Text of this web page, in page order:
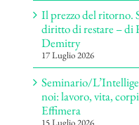
Il prezzo del ritorno.
diritto di restare – di
Demitry
17 Luglio 2026
Seminario/
noi: lavoro, vita,
Effimera